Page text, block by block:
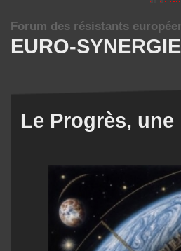
EURO-
Forum des résistants
Le Progrès,